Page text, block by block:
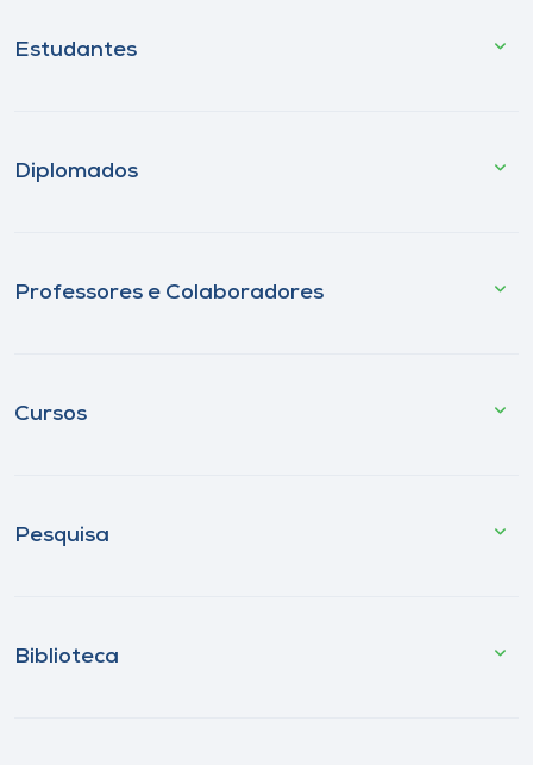
Estudantes
Diplomados
Professores e Colaboradores
Cursos
Pesquisa
Biblioteca